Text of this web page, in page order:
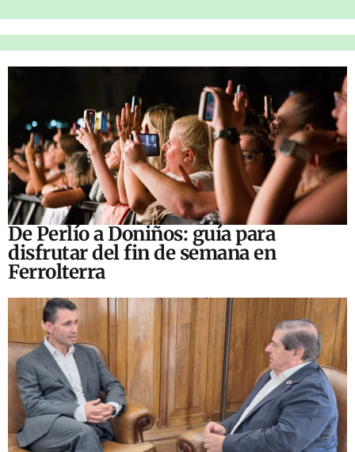
De Perlío a Doniños: guía para
disfrutar del fin de semana en
Ferrolterra